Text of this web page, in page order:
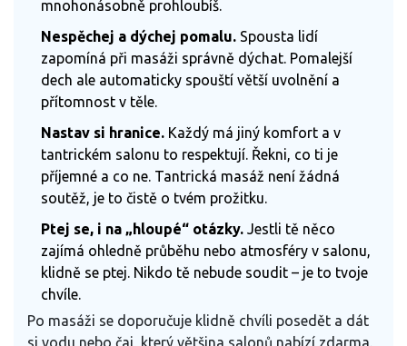
mnohonásobně prohloubíš.
Nespěchej a dýchej pomalu. Spousta lidí
zapomíná při masáži správně dýchat. Pomalejší
dech ale automaticky spouští větší uvolnění a
přítomnost v těle.
Nastav si hranice. Každý má jiný komfort a v
tantrickém salonu to respektují. Řekni, co ti je
příjemné a co ne. Tantrická masáž není žádná
soutěž, je to čistě o tvém prožitku.
Ptej se, i na „hloupé“ otázky. Jestli tě něco
zajímá ohledně průběhu nebo atmosféry v salonu,
klidně se ptej. Nikdo tě nebude soudit – je to tvoje
chvíle.
Po masáži se doporučuje klidně chvíli posedět a dát
si vodu nebo čaj, který většina salonů nabízí zdarma.